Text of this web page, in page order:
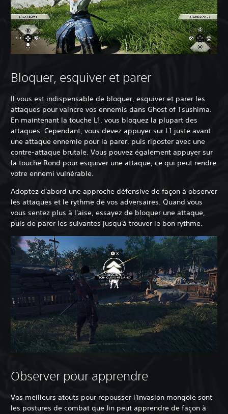
Bloquer, esquiver et parer
Il vous est indispensable de bloquer, esquiver et parer les
attaques pour vaincre vos ennemis dans Ghost of Tsushima.
En maintenant la touche L1, vous bloquez la plupart des
attaques. Cependant, vous devez appuyer sur L1 juste avant
une attaque ennemie pour la parer, puis riposter avec une
contre-attaque brutale. Vous pouvez également appuyer sur
la touche Rond pour esquiver une attaque, ce qui peut rendre
votre ennemi vulnérable.
Adoptez d'abord une approche défensive de façon à observer
les attaques et le rythme de vos adversaires. Quand vous
vous sentez plus à l'aise, essayez de bloquer une attaque,
puis de parer les suivantes jusqu'à trouver le bon rythme.
Observer pour apprendre
Vos meilleurs atouts pour repousser l'invasion mongole sont
les postures de combat que Jin peut apprendre de façon à